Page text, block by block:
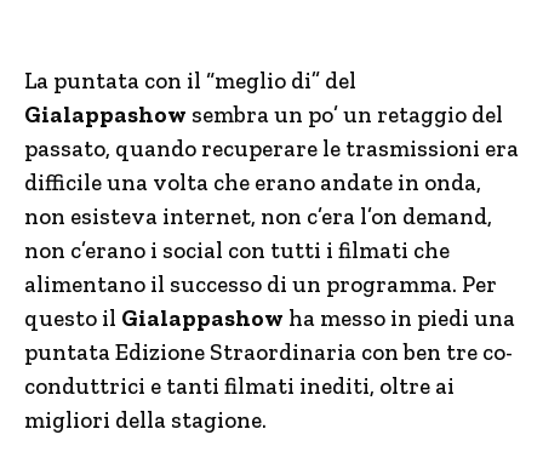
La puntata con il “meglio di” del
Gialappashow sembra un po’ un retaggio del
passato, quando recuperare le trasmissioni era
difficile una volta che erano andate in onda,
non esisteva internet, non c’era l’on demand,
non c’erano i social con tutti i filmati che
alimentano il successo di un programma. Per
questo il Gialappashow ha messo in piedi una
puntata Edizione Straordinaria con ben tre co-
conduttrici e tanti filmati inediti, oltre ai
migliori della stagione.